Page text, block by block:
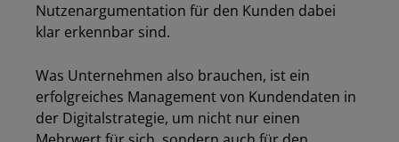
Nutzenargumentation für den Kunden dabei
klar erkennbar sind.
Was Unternehmen also brauchen, ist ein
erfolgreiches Management von Kundendaten in
der Digitalstrategie, um nicht nur einen